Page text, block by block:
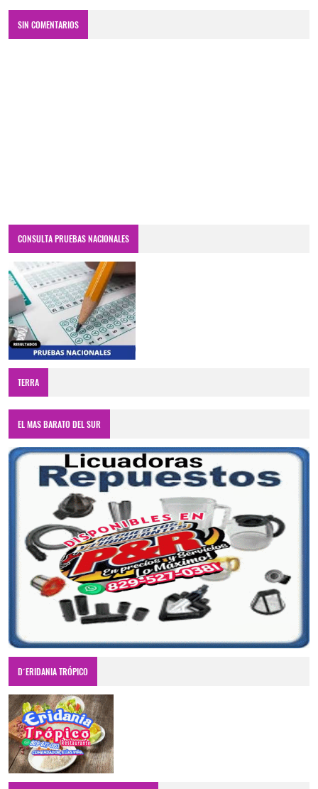
SIN COMENTARIOS
CONSULTA PRUEBAS NACIONALES
TERRA
EL MAS BARATO DEL SUR
D´ERIDANIA TRÓPICO